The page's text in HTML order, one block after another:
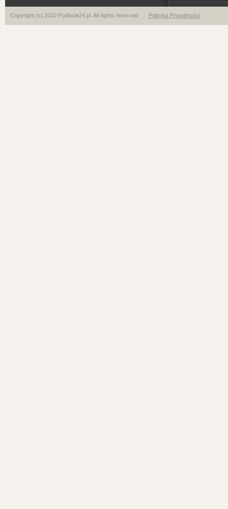
Copyright (c) 2010 Podlasie24.pl. All rights reserved Polityka Prywatności